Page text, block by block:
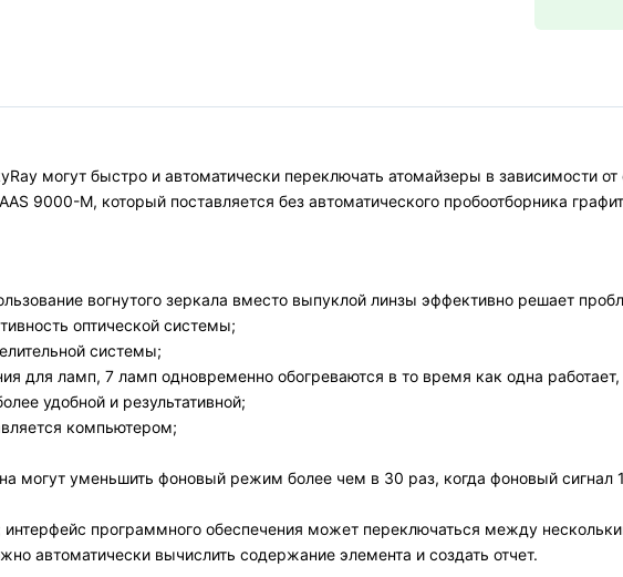
могут быстро и автоматически переключать атомайзеры в зависимости от
9000-M, который поставляется без автоматического пробоотборника
вогнутого зеркала вместо выпуклой линзы эффективно решает
оптической системы;
системы;
для ламп, 7 ламп одновременно обогреваются в то время как одна
удобной и результативной;
компьютером;
могут уменьшить фоновый режим более чем в 30 раз, когда фоновый сигнал
программного обеспечения может переключаться между
автоматически вычислить содержание элемента и создать отчет.